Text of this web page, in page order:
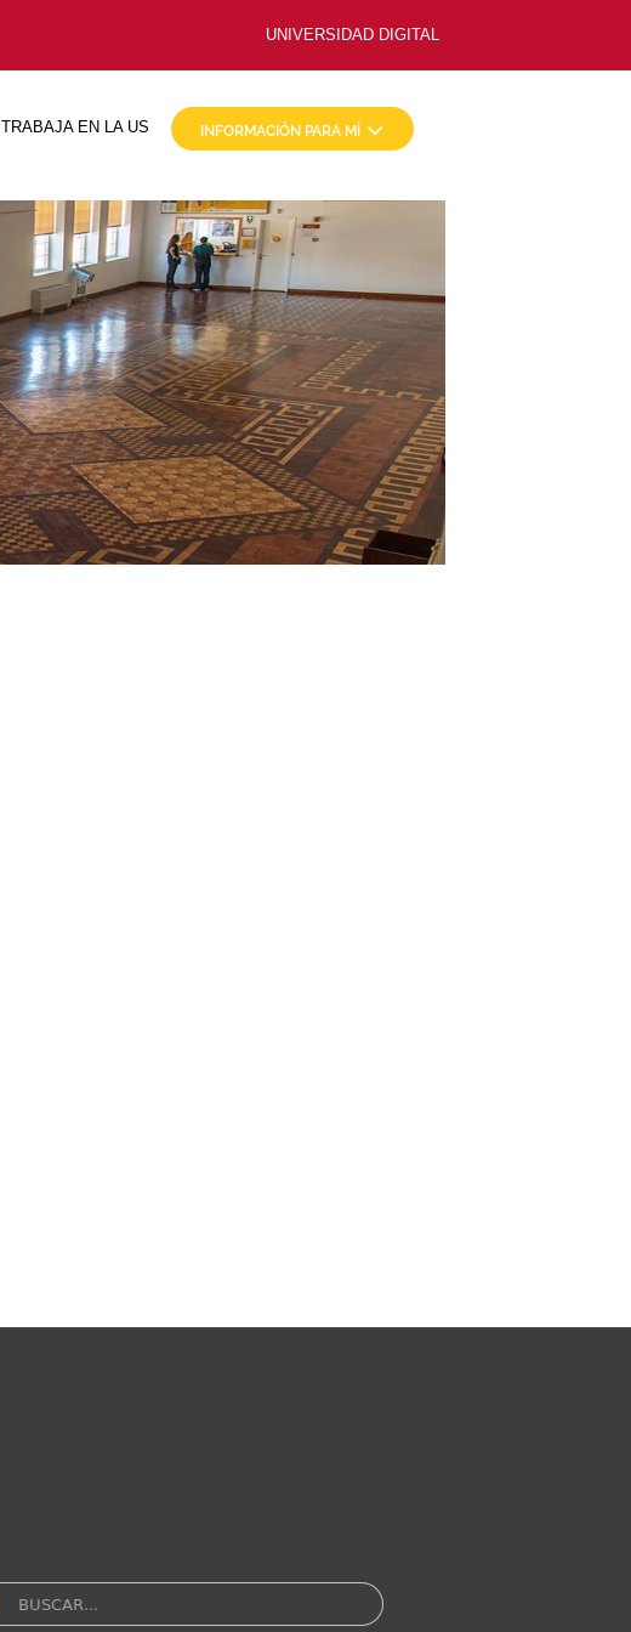
UNIVERSIDAD DIGITAL
TRABAJA EN LA US